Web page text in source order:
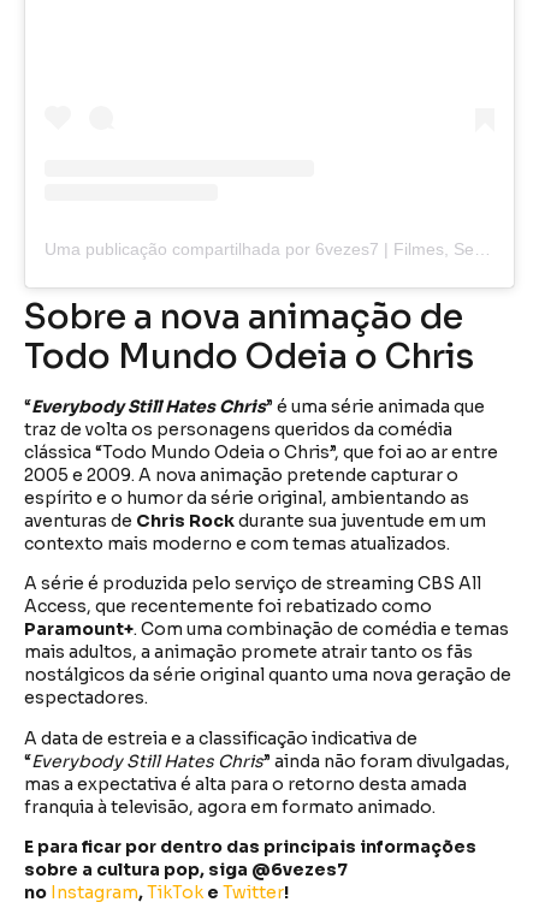
Sobre a nova animação de
Todo Mundo Odeia o Chris
“Everybody Still Hates Chris” é uma série animada que
traz de volta os personagens queridos da comédia
clássica “Todo Mundo Odeia o Chris”, que foi ao ar entre
2005 e 2009. A nova animação pretende capturar o
espírito e o humor da série original, ambientando as
aventuras de Chris Rockdurante sua juventude em um
contexto mais moderno e com temas atualizados.
A série é produzida pelo serviço de streaming CBS All
Access, que recentemente foi rebatizado como
Paramount+. Com uma combinação de comédia e temas
mais adultos, a animação promete atrair tanto os fãs
nostálgicos da série original quanto uma nova geração de
espectadores.
A data de estreia e a classificação indicativa de
“Everybody Still Hates Chris” ainda não foram divulgadas,
mas a expectativa é alta para o retorno desta amada
franquia à televisão, agora em formato animado.
E para ficar por dentro das principais informações
sobre a cultura pop, siga @6vezes7
no Instagram,TikToke Twitter!